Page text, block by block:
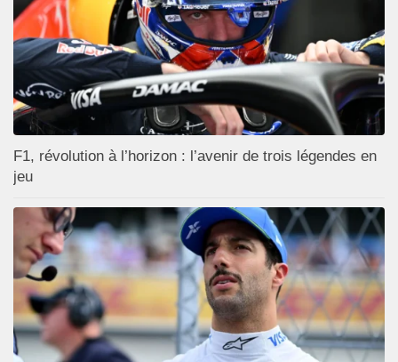
F1, révolution à l’horizon : l’avenir de trois légendes en
jeu